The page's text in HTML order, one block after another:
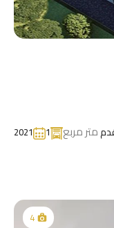
متر مربع 1
2021
4